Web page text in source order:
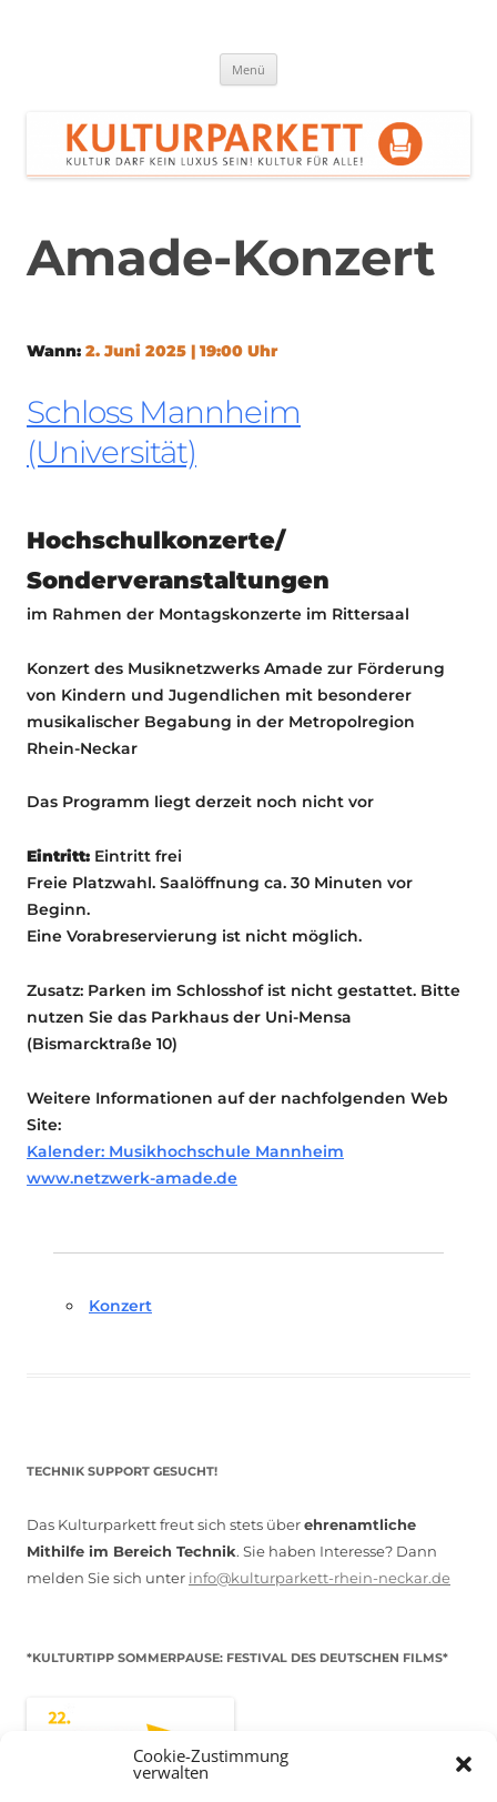
Cookie-Zustimmung
verwalten
Menü
Amade-Konzert
Wann: 2. Juni 2025 | 19:00 Uhr
Schloss Mannheim
(Universität)
Hochschulkonzerte/
Sonderveranstaltungen
im Rahmen der Montagskonzerte im Rittersaal
Konzert des Musiknetzwerks Amade zur Förderung
von Kindern und Jugendlichen mit besonderer
musikalischer Begabung in der Metropolregion
Rhein-Neckar
Das Programm liegt derzeit noch nicht vor
Eintritt: Eintritt frei
Freie Platzwahl. Saalöffnung ca. 30 Minuten vor
Beginn.
Eine Vorabreservierung ist nicht möglich.
Zusatz: Parken im Schlosshof ist nicht gestattet. Bitte
nutzen Sie das Parkhaus der Uni-Mensa
(Bismarcktraße 10)
Weitere Informationen auf der nachfolgenden Web
Site:
Kalender: Musikhochschule Mannheim
www.netzwerk-amade.de
Konzert
TECHNIK SUPPORT GESUCHT!
Das Kulturparkett freut sich stets überehrenamtliche
Mithilfe im Bereich Technik. Sie haben Interesse? Dann
melden Sie sich unter info@kulturparkett-rhein-neckar.de
*KULTURTIPP SOMMERPAUSE: FESTIVAL DES DEUTSCHEN FILMS*